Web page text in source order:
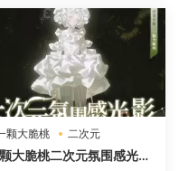
颗大脆桃
二次元
光影特训班
大脆桃二次元氛围感光影